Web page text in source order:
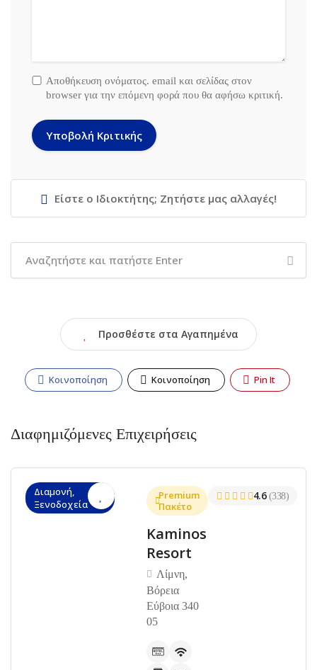
Αποθήκευση ονόματος. email και σελίδας στον
browser για την επόμενη φορά που θα αφήσω κριτική.
Είστε ο Ιδιοκτήτης; Ζητήστε μας αλλαγές!
Προσθέστε στα Αγαπημένα
Κοινοποίηση Κοινοποίηση Pin It
Διαφημιζόμενες Επιχειρήσεις
Διαμονή,
Ξενοδοχεία
Premium
Πακέτο
Kaminos
Resort
Λίμνη,
Βόρεια
Εύβοια 340
05
4.6 (338)